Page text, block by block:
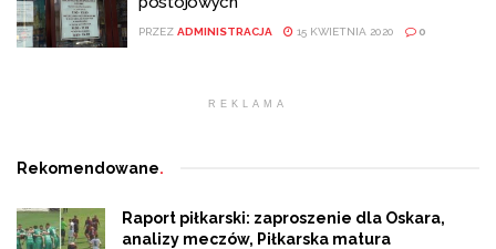
PRZEZ ADMINISTRACJA 15 KWIETNIA 2020 0
REKLAMA
Rekomendowane.
Raport piłkarski: zaproszenie dla Oskara,
analizy meczów, Piłkarska matura